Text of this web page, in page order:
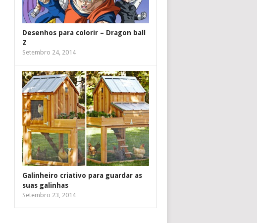
Desenhos para colorir – Dragon ball
Z
Setembro 24, 2014
Galinheiro criativo para guardar as
suas galinhas
Setembro 23, 2014